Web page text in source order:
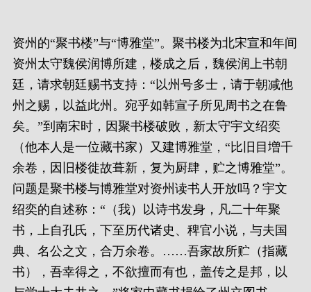
资州的“聚书楼”与“博雅堂”。聚书楼为北宋宣和年间
资州太守魏侯润博所建，楼成之后，魏侯润上书朝
廷，请求朝廷赐书支持：“以州号多士，请于朝减他
州之赐，以益此州。宛乎如韩宣子所见周书之在鲁
矣。”到南宋时，因聚书楼破败，新太守宇文绍奕
（他本人是一位藏书家）又建博雅堂，“比旧目増千
余卷，因旧楼徙故葺新，复为厨肆，贮之博雅堂”。
问题是聚书楼与博雅堂对资州读书人开放吗？宇文
绍奕的自述称：“（我）以诗书发身，凡二十年聚
书，上自孔氏，下至历代诸史、稗官小说，与夫国
典、名公之文，合万余卷。……吾家故所贮（指藏
书），吾幸得之，不欲擅而有也，盖传之是邦，以